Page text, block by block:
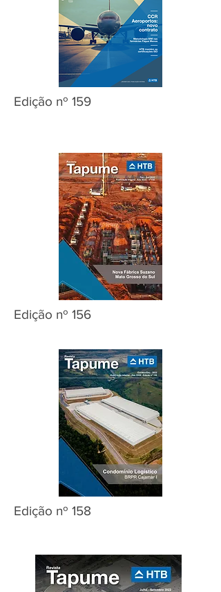
Edição nº 159
Edição nº 156
Edição nº 158